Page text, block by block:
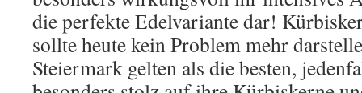
die perfekte Edelvariante dar!
sollte heute kein Problem mehr
Steiermark gelten als die besten,